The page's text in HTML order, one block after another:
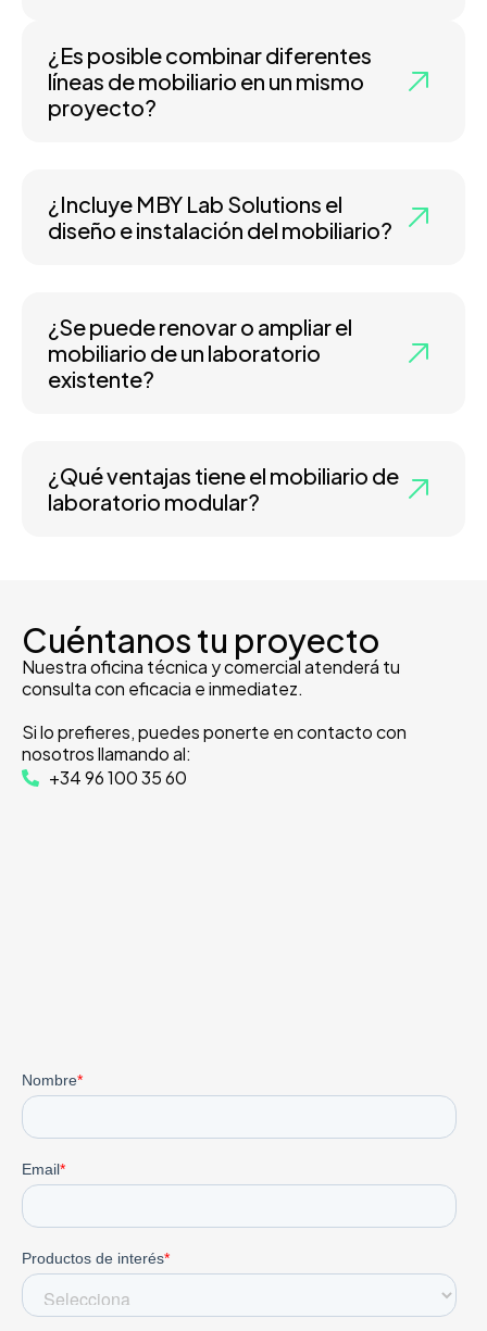
¿Es posible combinar diferentes
líneas de mobiliario en un mismo
proyecto?
¿Incluye MBY Lab Solutions el
diseño e instalación del mobiliario?
¿Se puede renovar o ampliar el
mobiliario de un laboratorio
existente?
¿Qué ventajas tiene el mobiliario de
laboratorio modular?
Cuéntanos tu proyecto
Nuestra oficina técnica y comercial atenderá tu
consulta con eficacia e inmediatez.
Si lo prefieres, puedes ponerte en contacto con
nosotros llamando al:
+34 96 100 35 60